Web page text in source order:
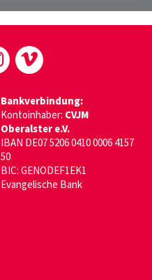
Bankverbindung:
Kontoinhaber: CVJM
Oberalster e.V.
IBAN DE07 5206 0410 0006 4157
50
BIC: GENODEF1EK1
Evangelische Bank